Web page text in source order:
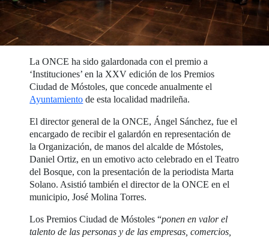
La ONCE ha sido galardonada con el premio a
‘Instituciones’ en la XXV edición de los Premios
Ciudad de Móstoles, que concede anualmente el
Ayuntamiento de esta localidad madrileña.
El director general de la ONCE, Ángel Sánchez, fue el
encargado de recibir el galardón en representación de
la Organización, de manos del alcalde de Móstoles,
Daniel Ortiz, en un emotivo acto celebrado en el Teatro
del Bosque, con la presentación de la periodista Marta
Solano. Asistió también el director de la ONCE en el
municipio, José Molina Torres.
Los Premios Ciudad de Móstoles “ponen en valor el
talento de las personas y de las empresas, comercios,